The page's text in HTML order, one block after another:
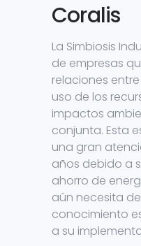
Coralis
La Simbiosis
de empresas
relaciones
uso de los
impactos
conjunta. Esta
una gran
años debido a
ahorro de
aún necesita
conocimiento
a su